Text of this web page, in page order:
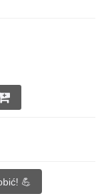
💪